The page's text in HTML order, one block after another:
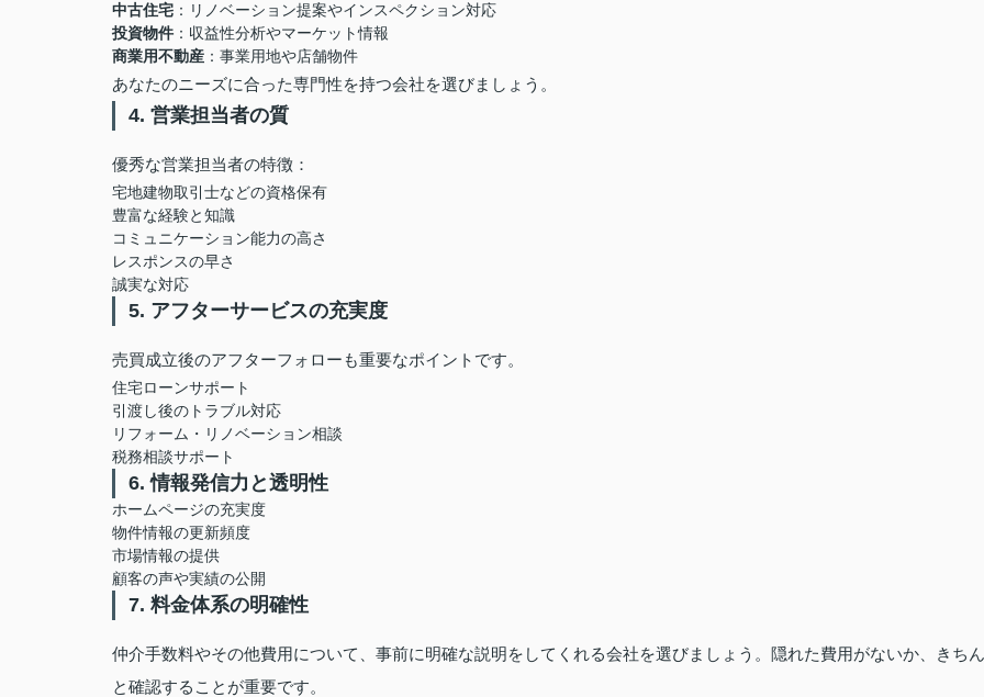
中古住宅 ：リノベーション提案やインスペクション対応
投資物件 ：収益性分析やマーケット情報
商業用不動産 ：事業用地や店舗物件
あなたのニーズに合った専門性を持つ会社を選びましょう。
4. 営業担当者の質
優秀な営業担当者の特徴：
宅地建物取引士などの資格保有
豊富な経験と知識
コミュニケーション能力の高さ
レスポンスの早さ
誠実な対応
5. アフターサービスの充実度
売買成立後のアフターフォローも重要なポイントです。
住宅ローンサポート
引渡し後のトラブル対応
リフォーム・リノベーション相談
税務相談サポート
6. 情報発信力と透明性
ホームページの充実度
物件情報の更新頻度
市場情報の提供
顧客の声や実績の公開
7. 料金体系の明確性
仲介手数料やその他費用について、事前に明確な説明をしてくれる会社を選びましょう。隠れた費用がないか、きちん
と確認することが重要です。